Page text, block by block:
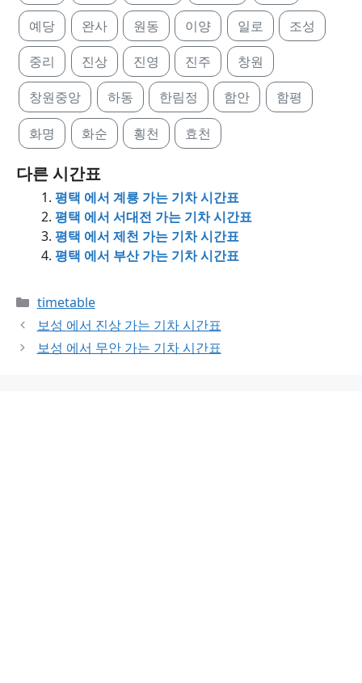
예당 완사 원동 이양 일로 조성
중리 진상 진영 진주 창원
창원중앙 하동 한림정 함안 함평
화명 화순 횡천 효천
다른 시간표
평택 에서 계룡 가는 기차 시간표
평택 에서 서대전 가는 기차 시간표
평택 에서 제천 가는 기차 시간표
평택 에서 부산 가는 기차 시간표
Categories
timetable
보성 에서 진상 가는 기차 시간표
보성 에서 무안 가는 기차 시간표